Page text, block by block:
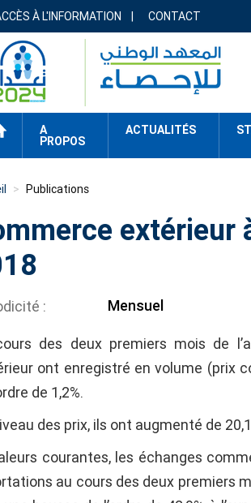
À L'INFORMATION CONTACT
A
PROPOS
ACTUALITÉS
Publications
extérieur
Mensuel
des deux premiers mois de
ont enregistré en volume (prix
de 1,2%.
des prix, ils ont augmenté de
courantes, les échanges
au cours des deux premiers